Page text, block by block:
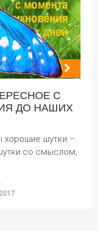
С
ДО НАШИХ
хорошие шутки –
со смыслом,